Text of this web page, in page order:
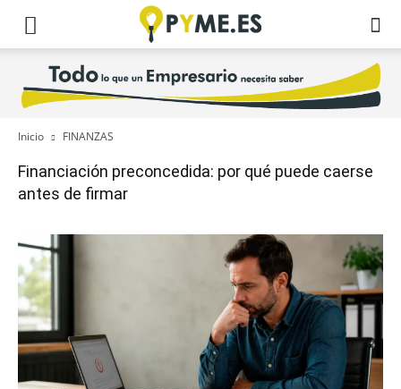
Inicio FINANZAS
Financiación preconcedida: por qué puede caerse
antes de firmar